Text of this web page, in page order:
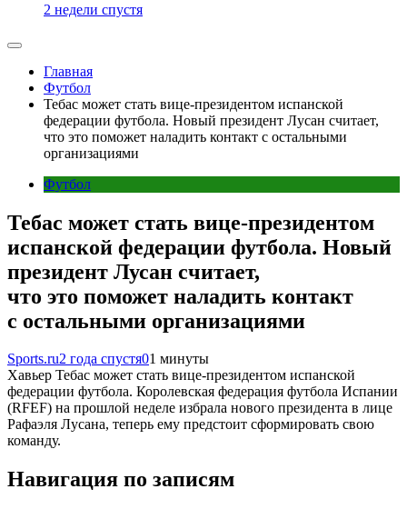
2 недели спустя
Главная
Футбол
Тебас может стать вице-президентом испанской
федерации футбола. Новый президент Лусан считает,
что это поможет наладить контакт с остальными
организациями
Футбол
Тебас может стать вице-президентом
испанской федерации футбола. Новый
президент Лусан считает,
что это поможет наладить контакт
с остальными организациями
Sports.ru2 года спустя01 минуты
Хавьер Тебас может стать вице-президентом испанской
федерации футбола. Королевская федерация футбола Испании
(RFEF) на прошлой неделе избрала нового президента в лице
Рафаэля Лусана, теперь ему предстоит сформировать свою
команду.
Навигация по записям